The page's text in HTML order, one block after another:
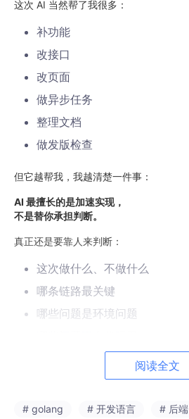
这次 AI 当然帮了我很多：
补功能
改接口
改页面
做异步任务
整理文档
做发版检查
但它越帮我，我越清楚一件事：
AI 最擅长的是加速实现，
不是替你承担判断。
真正还是要靠人来判断：
这次做什么、不做什么
哪条链路最关键
哪些问题是环境问题
这版到底能不能上线
而是更清楚了：
阅读全文
# golang # 开发语言 # 后端